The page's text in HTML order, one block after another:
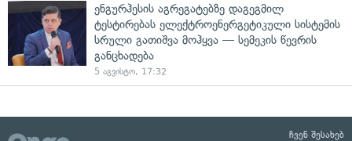
ენგურჰესის აგრეგატებზე დაგეგმილ
ტესტირებას ელექტროენერგეტიკული სისტემის
სრული გათიშვა მოჰყვა — სემეკის წევრის
განცხადება
5 აგვისტო, 17:32
ჩვენ შესახებ